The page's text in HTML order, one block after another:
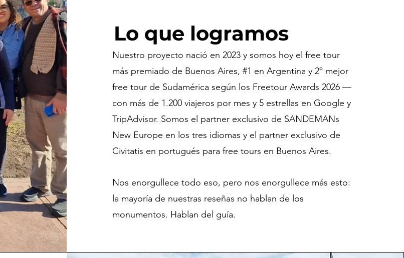
Lo que logramos
Nuestro proyecto nació en 2023 y somos hoy el free tour
más premiado de Buenos Aires, #1 en Argentina y 2º mejor
free tour de Sudamérica según los Freetour Awards 2026 —
con más de 1.200 viajeros por mes y 5 estrellas en Google y
TripAdvisor. Somos el partner exclusivo de SANDEMANs
New Europe en los tres idiomas y el partner exclusivo de
Civitatis en portugués para free tours en Buenos Aires.
Nos enorgullece todo eso, pero nos enorgullece más esto:
la mayoría de nuestras reseñas no hablan de los
monumentos. Hablan del guía.